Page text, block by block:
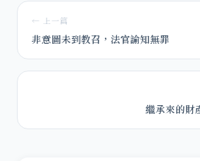
← 上一篇
非意圖未到教召，法官諭知無罪
繼承來的財